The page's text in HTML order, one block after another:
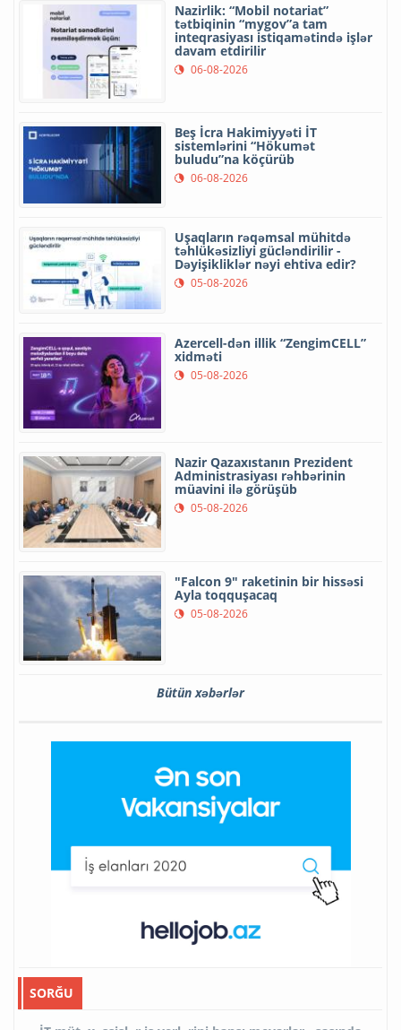
Nazirlik: “Mobil notariat”
tətbiqinin “mygov”a tam
inteqrasiyası istiqamətində işlər
davam etdirilir
06-08-2026
Beş İcra Hakimiyyəti İT
sistemlərini “Hökumət
buludu”na köçürüb
06-08-2026
Uşaqların rəqəmsal mühitdə
təhlükəsizliyi gücləndirilir -
Dəyişikliklər nəyi ehtiva edir?
05-08-2026
Azercell-dən illik “ZengimCELL”
xidməti
05-08-2026
Nazir Qazaxıstanın Prezident
Administrasiyası rəhbərinin
müavini ilə görüşüb
05-08-2026
"Falcon 9" raketinin bir hissəsi
Ayla toqquşacaq
05-08-2026
Bütün xəbərlər
SORĞU